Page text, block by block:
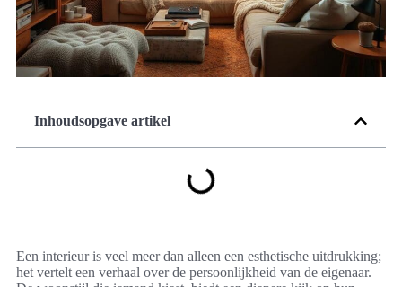
Inhoudsopgave artikel
Een interieur is veel meer dan alleen een esthetische uitdrukking;
het vertelt een verhaal over de persoonlijkheid van de eigenaar.